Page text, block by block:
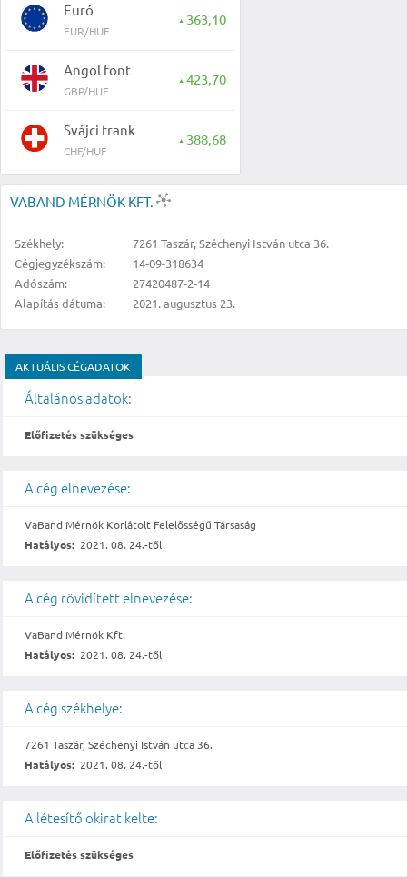
Euró
EUR/HUF
▲ 363,10
Angol font
GBP/HUF
▲ 423,70
Svájci frank
CHF/HUF
▲ 388,68
VABAND MÉRNÖK KFT.
Székhely:
7261 Taszár, Széchenyi István utca 36.
Cégjegyzékszám:
14-09-318634
Adószám:
27420487-2-14
Alapítás dátuma:
2021. augusztus 23.
AKTUÁLIS CÉGADATOK
Általános adatok:
Előfizetés szükséges
A cég elnevezése:
VaBand Mérnök Korlátolt Felelősségű Társaság
Hatályos: 2021. 08. 24.-től
A cég rövidített elnevezése:
VaBand Mérnök Kft.
Hatályos: 2021. 08. 24.-től
A cég székhelye:
7261 Taszár, Széchenyi István utca 36.
Hatályos: 2021. 08. 24.-től
A létesítő okirat kelte:
Előfizetés szükséges